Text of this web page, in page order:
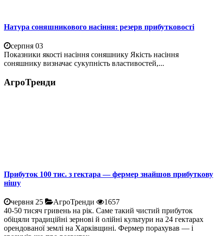
Натура соняшникового насіння: резерв прибутковості
серпня 03
Показники якості насіння соняшнику Якість насіння
соняшнику визначає сукупність властивостей,...
АгроТренди
Прибуток 100 тис. з гектара — фермер знайшов прибуткову
нішу
червня 25 АгроТренди
1657
40-50 тисяч гривень на рік. Саме такий чистий прибуток
обіцяли традиційні зернові й олійні культури на 24 гектарах
орендованої землі на Харківщині. Фермер порахував — і